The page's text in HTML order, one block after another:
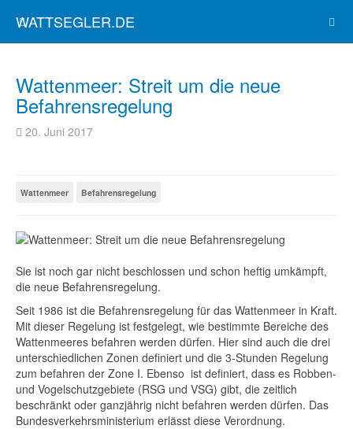
WATTSEGLER.DE
Wattenmeer: Streit um die neue
Befahrensregelung
20. Juni 2017
Wattenmeer Befahrensregelung
Sie ist noch gar nicht beschlossen und schon heftig umkämpft,
die neue Befahrensregelung.
Seit 1986 ist die Befahrensregelung für das Wattenmeer in Kraft.
Mit dieser Regelung ist festgelegt, wie bestimmte Bereiche des
Wattenmeeres befahren werden dürfen. Hier sind auch die drei
unterschiedlichen Zonen definiert und die 3-Stunden Regelung
zum befahren der Zone I. Ebenso ist definiert, dass es Robben-
und Vogelschutzgebiete (RSG und VSG) gibt, die zeitlich
beschränkt oder ganzjährig nicht befahren werden dürfen. Das
Bundesverkehrsministerium erlässt diese Verordnung.